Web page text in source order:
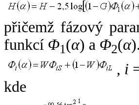
přičemž fázový
funkcí Φ1(α) a Φ2(α
, i
kde